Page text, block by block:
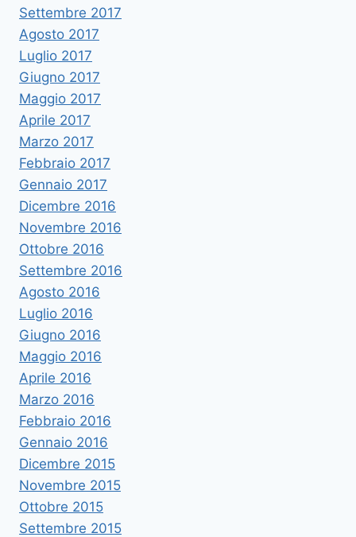
Settembre 2017
Agosto 2017
Luglio 2017
Giugno 2017
Maggio 2017
Aprile 2017
Marzo 2017
Febbraio 2017
Gennaio 2017
Dicembre 2016
Novembre 2016
Ottobre 2016
Settembre 2016
Agosto 2016
Luglio 2016
Giugno 2016
Maggio 2016
Aprile 2016
Marzo 2016
Febbraio 2016
Gennaio 2016
Dicembre 2015
Novembre 2015
Ottobre 2015
Settembre 2015